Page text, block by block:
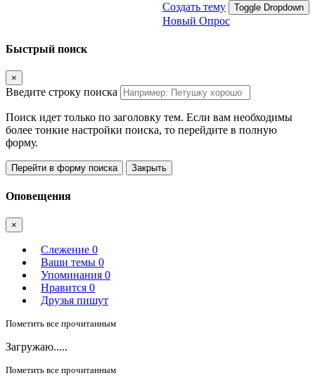
Создать тему Toggle Dropdown
Новый Опрос
Быстрый поиск
×
Введите строку поиска
Поиск идет только по заголовку тем. Если вам необходимы
более тонкие настройки поиска, то перейдите в полную
форму.
Перейти в форму поиска Закрыть
Оповещения
×
Слежение 0
Ваши темы 0
Упоминания 0
Нравится 0
Друзья пишут
Пометить все прочитанным
Загружаю.....
Пометить все прочитанным